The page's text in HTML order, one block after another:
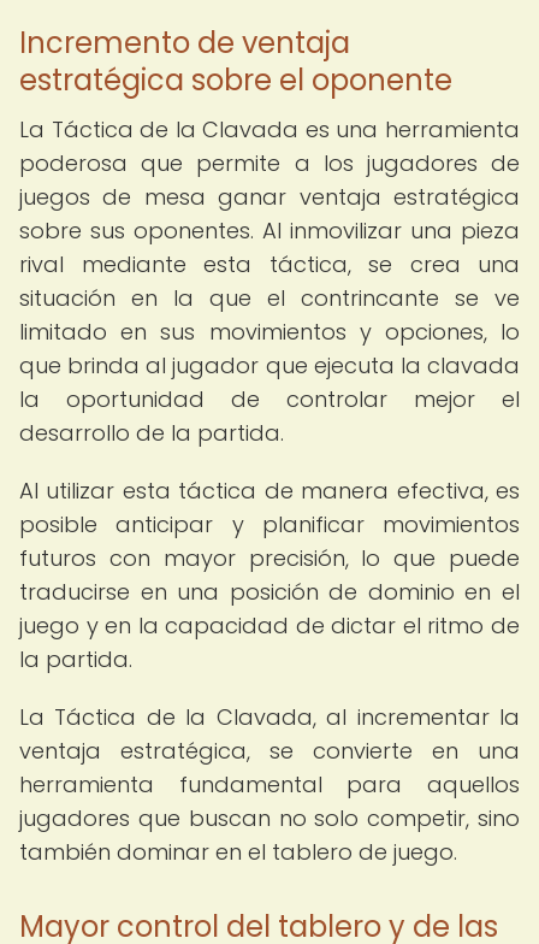
Incremento de ventaja
estratégica sobre el oponente
La Táctica de la Clavada es una herramienta
poderosa que permite a los jugadores de
juegos de mesa ganar ventaja estratégica
sobre sus oponentes. Al inmovilizar una pieza
rival mediante esta táctica, se crea una
situación en la que el contrincante se ve
limitado en sus movimientos y opciones, lo
que brinda al jugador que ejecuta la clavada
la oportunidad de controlar mejor el
desarrollo de la partida.
Al utilizar esta táctica de manera efectiva, es
posible anticipar y planificar movimientos
futuros con mayor precisión, lo que puede
traducirse en una posición de dominio en el
juego y en la capacidad de dictar el ritmo de
la partida.
La Táctica de la Clavada, al incrementar la
ventaja estratégica, se convierte en una
herramienta fundamental para aquellos
jugadores que buscan no solo competir, sino
también dominar en el tablero de juego.
Mayor control del tablero y de las